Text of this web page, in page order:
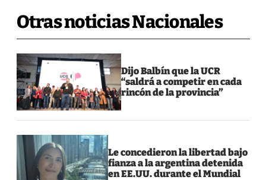
Otras noticias Nacionales
Dijo Balbín que la UCR
“saldrá a competir en cada
rincón de la provincia”
Le concedieron la libertad bajo
fianza a la argentina detenida
en EE.UU. durante el Mundial